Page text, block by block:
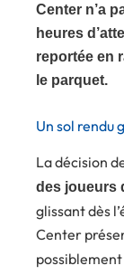
Center n’a
heures
reportée en
le parquet.
Un sol rendu
La décision
des joueurs
glissant dès
Center
possiblement